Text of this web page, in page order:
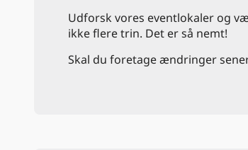
Udforsk vores eventlokaler og
ikke flere trin. Det er så nemt!
Skal du foretage ændringer